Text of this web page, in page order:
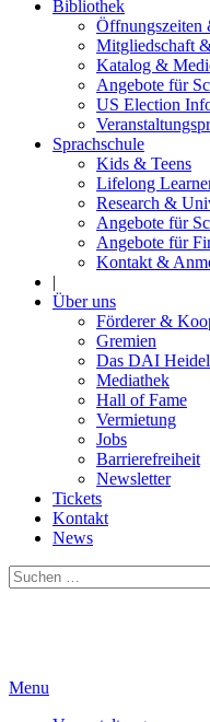
Bibliothek
Öffnungszeiten
Mitgliedschaft
Katalog &
Angebote für
US Election
Sprachschule
Kids & Teens
Lifelong
Research &
Angebote für
Angebote für
Kontakt &
|
Über uns
Förderer &
Gremien
Das DAI
Mediathek
Hall of Fame
Vermietung
Jobs
Barrierefreiheit
Newsletter
Tickets
Kontakt
News
Suchen
nach:
Menu